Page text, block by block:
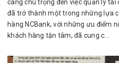
càng chú trọng đến việc quản lý
đã trở thành một trong những lựa
hàng NCBank, với những ưu điểm
khách hàng tận tâm, đã cung c...